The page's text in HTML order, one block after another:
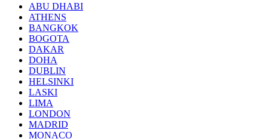
ABU DHABI
ATHENS
BANGKOK
BOGOTA
DAKAR
DOHA
DUBLIN
HELSINKI
LASKI
LIMA
LONDON
MADRID
MONACO